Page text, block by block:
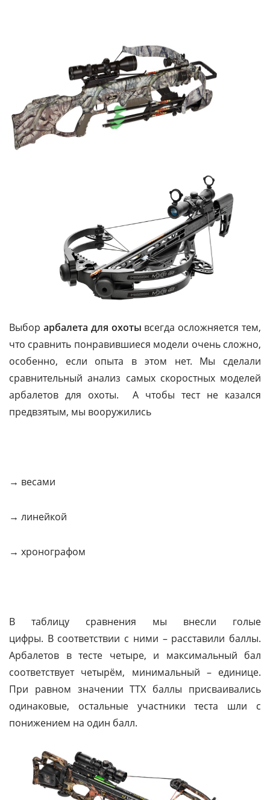
Выбор арбалета для охоты всегда осложняется тем,
что сравнить понравившиеся модели очень сложно,
особенно, если опыта в этом нет. Мы сделали
сравнительный анализ самых скоростных моделей
арбалетов для охоты. А чтобы тест не казался
предвзятым, мы вооружились
→ весами
→ линейкой
→ хронографом
В таблицу сравнения мы внесли голые
цифры. В соответствии с ними – расставили баллы.
Арбалетов в тесте четыре, и максимальный бал
соответствует четырём, минимальный – единице.
При равном значении ТТХ баллы присваивались
одинаковые, остальные участники теста шли с
понижением на один балл.